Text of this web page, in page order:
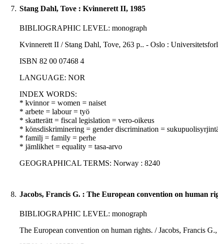
7. Stang Dahl, Tove : Kvinnerett II, 1985
BIBLIOGRAPHIC LEVEL: monograph
Kvinnerett II / Stang Dahl, Tove, 263 p.. - Oslo :
ISBN 82 00 07468 4
LANGUAGE: NOR
INDEX WORDS:
* kvinnor = women = naiset
* arbete = labour = työ
* skatterätt = fiscal legislation = vero-oikeus
* könsdiskriminering = gender discrimination =
* familj = family = perhe
* jämlikhet = equality = tasa-arvo
GEOGRAPHICAL TERMS: Norway : 8240
8. Jacobs, Francis G. : The European convention on human
BIBLIOGRAPHIC LEVEL: monograph
The European convention on human rights. / Jacobs, Francis